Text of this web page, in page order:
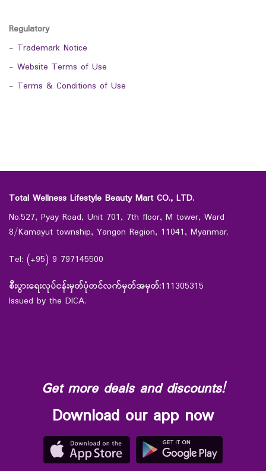
Regulatory
- Trademark Notice
- Website Terms of Use
- Terms & Conditions of Use
Total Wellness Lifestyle Beauty Mart CO., LTD.
No.527, Pyay Road, Unit 701, 7th floor, M tower, Ward
8/Kamayut township, Yangon Region, 11041, Myanmar.
Tel: (+95) 9 797145500
စီးပွားရေးလုပ်ငန်းမှတ်ပုံတင်လက်မှတ်အမှတ်:111305315
Issued by the DICA.
Get more deals and discounts!
Download our app now